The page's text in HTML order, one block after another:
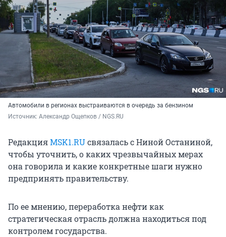
Автомобили в регионах выстраиваются в очередь за бензином
Источник: Александр Ощепков / NGS.RU
РедакцияMSK1.RUсвязалась с Ниной Останиной,
чтобы уточнить, о каких чрезвычайных мерах
она говорила и какие конкретные шаги нужно
предпринять правительству.
По ее мнению, переработка нефти как
стратегическая отрасль должна находиться под
контролем государства.